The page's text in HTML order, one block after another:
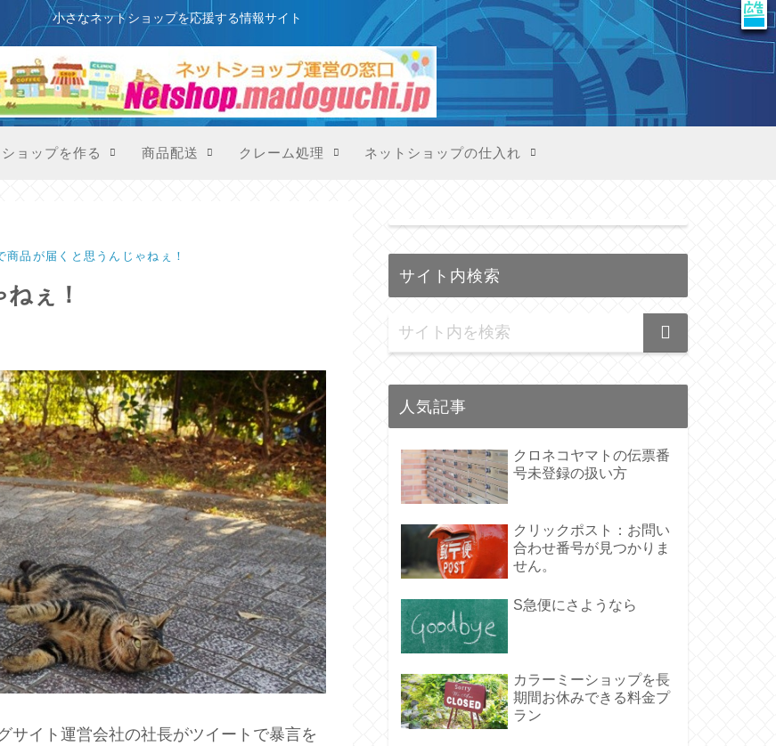
X
このサイトはプロモーションを含みます
小さなネットショップを応援する情報サイト
ョップを作る 商品配送 クレーム処理 ネットショップの仕入れ
商品が届くと思うんじゃねぇ！
ぇ！
サイト運営会社の社長がツイートで暴言を
サイト内検索
人気記事
クロネコヤマトの伝票番
号未登録の扱い方
クリックポスト：お問い
合わせ番号が見つかりま
せん。
S急便にさようなら
カラーミーショップを長
期間お休みできる料金プ
ラン